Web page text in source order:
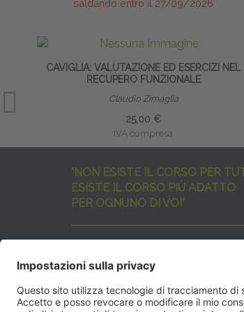
saldando entro il 27/09/2026
CAVIGLIA: VALUTAZIONE ED ESERCIZI NEL
RECUPERO FUNZIONALE
Claudio Zimaglia
25,00 €
IVA compresa
"NON ESISTE IL CORSO PER
ESISTE IL CORSO PIÙ ADATTO
PER OGNUNO DI VOI"
ma rispondenti a diverse esigenze
e di aggiornamento professionale.
EdiAcademyvuole aiutarvi nella
SEGUICI QUI: